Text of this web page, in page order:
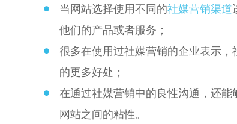
当网站选择使用不同的社媒营销渠道
他们的产品或者服务；
很多在使用过社媒营销的企业表示
的更多好处；
在通过社媒营销中的良性沟通，还
网站之间的粘性。